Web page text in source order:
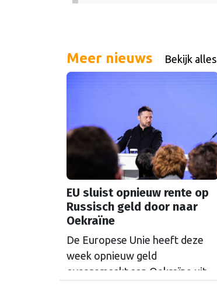
Meer nieuws Bekijk alles
EU sluist opnieuw rente op
Russisch geld door naar
Oekraïne
De Europese Unie heeft deze
week opnieuw geld
overgemaakt aan Oekraïne uit